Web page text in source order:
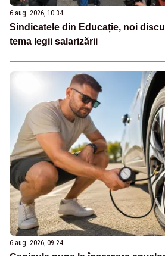
6 aug. 2026, 10:34
Sindicatele din Educație, noi
tema legii salarizării
6 aug. 2026, 09:24